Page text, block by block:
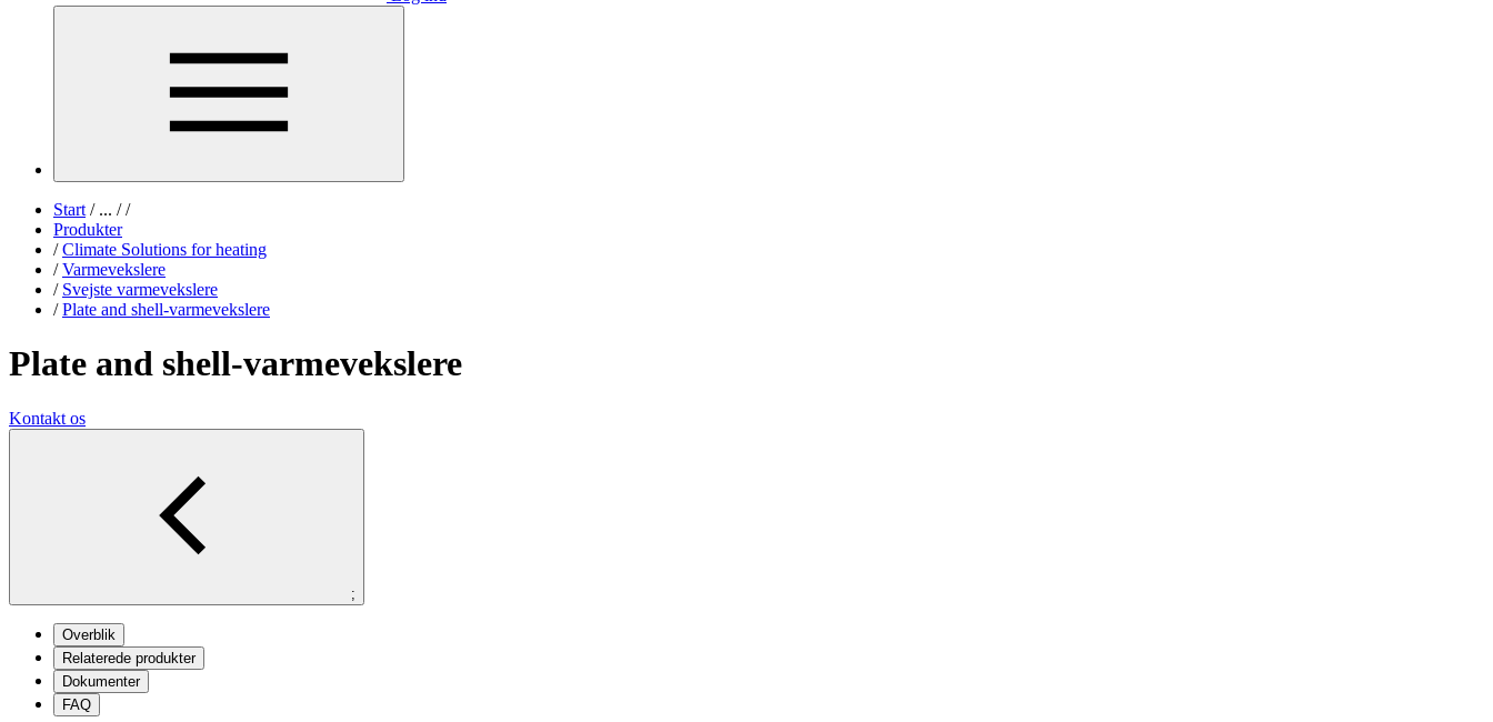
Start /... / /
Produkter
/ Climate Solutions for heating
/ Varmevekslere
/ Svejste varmevekslere
/ Plate and shell-varmevekslere
Plate and shell-varmevekslere
Kontakt os
;
Overblik
Relaterede produkter
Dokumenter
FAQ